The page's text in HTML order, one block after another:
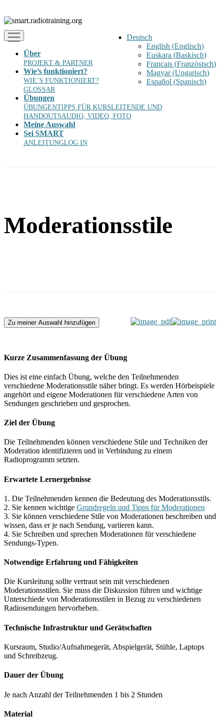
Deutsch
English (Englisch)
Euskara (Baskisch)
Français (Französisch)
Magyar(Ungarisch)
Español (Spanisch)
Über
PROJEKT & PARTNER
Wie’s funktioniert?
WIE’S FUNKTIONIERT?
GLOSSAR
Übungen
ÜBUNGENTIPPS FÜR KURSLEITENDE UND
HANDOUTSAUDIO, VIDEO, FOTO
Meine Auswahl
Sei SMART
ANLEITUNGLOG IN
Moderationsstile
Zu meiner Auswahl hinzufügen
Kurze Zusammenfassung der Übung
Dies ist eine einfach Übung, welche den Teilnehmenden
verschiedene Moderationsstile näher bringt. Es werden Hörbeispiele
angehört und eigene Moderationen für verschiedene Arten von
Sendungen geschrieben und gesprochen.
Ziel der Übung
Die Teilnehmenden können verschiedene Stile und Techniken der
Moderation identifizieren und in Verbindung zu einem
Radioprogramm setzten.
Erwartete Lernergebnisse
1. Die Teilnehmenden kennen die Bedeutung des Moderationsstils.
2. Sie kennen wichtige Grundregeln und Tipps für Moderationen
3. Sie können verschiedene Stile von Moderationen beschreiben und
wissen, dass er je nach Sendung, variieren kann.
4. Sie Schreiben und sprechen Moderationen für verschiedene
Sendungs-Typen.
Notwendige Erfahrung und Fähigkeiten
Die Kursleitung sollte vertraut sein mit verschiedenen
Moderationsstilen. Sie muss die Diskussion führen und wichtige
Unterschiede von Moderationsstilen in Bezug zu verschiedenen
Radiosendungen hervorheben.
Technische Infrastruktur und Gerätschaften
Kursraum, Studio/Aufnahmegerät, Abspielgerät, Stühle, Laptops
und Schreibzeug.
Dauer der Übung
Je nach Anzahl der Teilnehmenden 1 bis 2 Stunden
Material